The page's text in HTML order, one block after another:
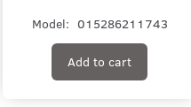
Model: 015286211743
Add to cart